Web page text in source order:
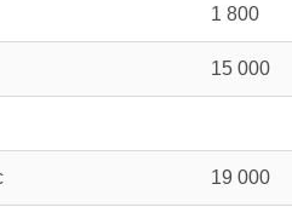
1 800
15 000
19 000